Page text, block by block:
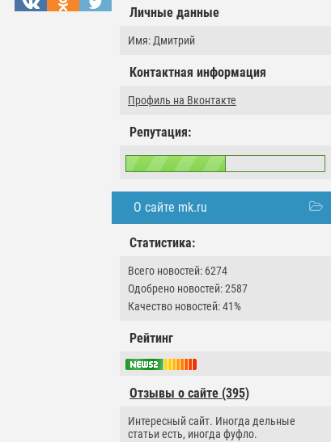
Личные данные
Имя: Дмитрий
Контактная информация
Профиль на Вконтакте
Репутация:
О сайте mk.ru
Статистика:
Всего новостей: 6274
Одобрено новостей: 2587
Качество новостей: 41%
Рейтинг
Отзывы о сайте (395)
Интересный сайт. Иногда дельные
статьи есть, иногда фуфло.